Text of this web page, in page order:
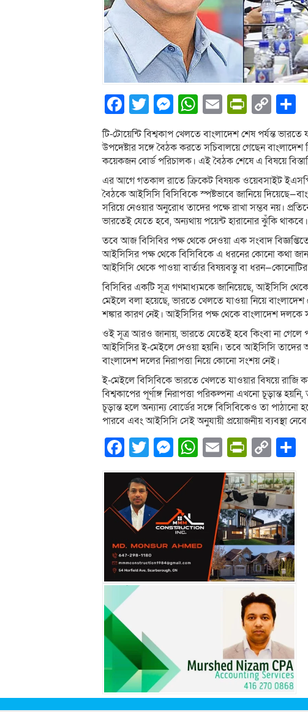
Facebook
Twitter
Messenger
WhatsApp
EmailCopy
Link
টি-টোয়েন্টি বিশ্বকাপ খেলতে বাংলাদেশ শেষ পর্যন্ত
উপদেষ্টার সঙ্গে বৈঠক করতে সচিবালয়ে গেছেন
কয়েকজন বোর্ড পরিচালক। এই বৈঠক শেষে এ বিষয়ে
এর আগে গতকাল রাতে ক্রিকেট বিষয়ক ওয়েবসাইট
বৈঠকে আইসিসি বিসিবিকে স্পষ্টভাবে জানিয়ে
সরিয়ে নেওয়ার অনুরোধ তাদের পক্ষে রাখা সম্ভব নয়।
ভারতেই যেতে হবে, অন্যথায় পয়েন্ট হারানোর ঝুঁকি থাকবে।
তবে আজ বিসিবির পক্ষ থেকে দেওয়া এক সংবাদ
আইসিসির পক্ষ থেকে বিসিবিকে এ ধরনের কোনো কথা
আইসিসি থেকে পাওয়া বার্তার বিষয়বস্তু বা
বিসিবির একটি সূত্র গণমাধ্যমকে জানিয়েছে, আইসিসি
মেইলে বলা হয়েছে, ভারতে খেলতে যাওয়া নিয়ে বাংলাদেশ
শঙ্কার কারণ নেই। আইসিসির পক্ষ থেকে বাংলাদেশ দলকে
ওই সূত্র আরও জানায়, ভারতে যেতেই হবে কিংবা না
আইসিসির ই-মেইলে দেওয়া হয়নি। তবে আইসিসি তাদের
বাংলাদেশ দলের নিরাপত্তা নিয়ে কোনো সংশয় নেই।
ই-মেইলে বিসিবিকে ভারতে খেলতে যাওয়ার বিষয়ে রাজি
বিশ্বকাপের পূর্ণাঙ্গ নিরাপত্তা পরিকল্পনা এখনো চূড়ান্ত
চূড়ান্ত হলে অন্যান্য বোর্ডের সঙ্গে বিসিবিকেও তা
পারবে এবং আইসিসি সেই অনুযায়ী প্রয়োজনীয় ব্যবস্থা
Facebook
Twitter
Messenger
WhatsApp
EmailCopy
Link